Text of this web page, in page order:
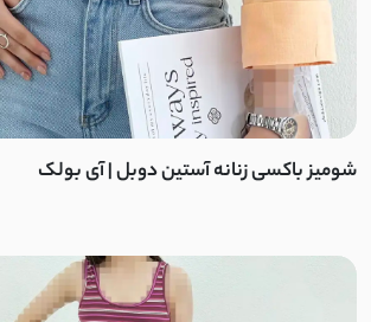
شومیز باکسی زنانه آستین دوبل | آی بولک